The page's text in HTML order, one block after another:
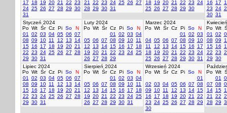
17
18 19 20 21 22 23
24 25 26 27 28 29 30
31
21
22 23 24 25 26 27
28 29 30 31
18
19 20 21 22 23 24
25 26 27 28 29 30
16
17
23 24
30 31
Styczeń 2024
Po Wt Śr Cz Pi So
N
01
02 03 04 05 06 07
08 09 10 11 12 13
14
15 16 17 18 19 20 21
22 23 24 25 26 27 28
29 30 31
Luty 2024
Po Wt Śr Cz Pi So
N
01
02 03 04
05 06 07 08 09 10 11
12
13 14 15 16 17
18
19 20 21 22 23 24 25
26 27 28 29
Marzec 2024
Po Wt Śr Cz Pi So
N
01
02 03
04 05 06 07 08 09
10
11
12 13 14 15 16
17
18
19 20 21 22 23 24
25 26 27 28 29 30 31
Po Wt
01
02
08 09
15 16
22 23
29 30
Lipiec 2024
Po Wt Śr Cz Pi So
N
01
02 03 04 05 06 07
08 09 10 11 12 13
14
15 16 17 18 19 20 21
22 23 24 25 26 27 28
29 30 31
Sierpień 2024
Po Wt Śr Cz Pi So
N
01
02 03 04
05 06 07 08 09 10 11
12
13 14 15 16 17
18
19 20 21 22 23 24 25
26 27 28 29 30 31
Wrzesień 2024
Po Wt Śr Cz Pi So
N
01
02 03 04 05 06 07 08
09
10 11 12 13 14 15
16
17 18 19 20 21
22
23 24 25 26 27 28 29
30
Po Wt
01
07 08
14 15
21
22
28 29